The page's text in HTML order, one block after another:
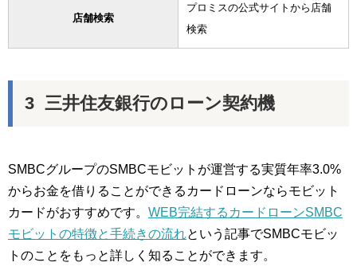
店舗検索
プロミスの公式サイトから店舗
検索
三井住友銀行のローン契約機
SMBCグループのSMBCモビットが運営する実質年率3.0%
からお金を借りることができるカードローンならモビット
カードがおすすめです。 WEB完結するカードローンSMBC
モビットの特徴と手続きの流れという記事でSMBCモビッ
トのことをもっと詳しく知ることができます。